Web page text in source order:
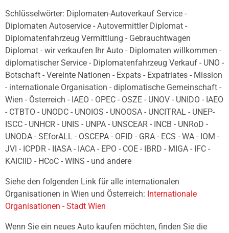
Schlüsselwörter: Diplomaten-Autoverkauf Service -
Diplomaten Autoservice - Autovermittler Diplomat -
Diplomatenfahrzeug Vermittlung - Gebrauchtwagen
Diplomat - wir verkaufen Ihr Auto - Diplomaten willkommen -
diplomatischer Service - Diplomatenfahrzeug Verkauf - UNO -
Botschaft - Vereinte Nationen - Expats - Expatriates - Mission
- internationale Organisation - diplomatische Gemeinschaft -
Wien - Österreich - IAEO - OPEC - OSZE - UNOV - UNIDO - IAEO
- CTBTO - UNODC - UNOIOS - UNOOSA - UNCITRAL - UNEP-
ISCC - UNHCR - UNIS - UNPA - UNSCEAR - INCB - UNRoD -
UNODA - SEforALL - OSCEPA - OFID - GRA - ECS - WA - IOM -
JVI - ICPDR - IIASA - IACA - EPO - COE - IBRD - MIGA - IFC -
KAICIID - HCoC - WINS - und andere
Siehe den folgenden Link für alle internationalen
Organisationen in Wien und Österreich: Internationale
Organisationen - Stadt Wien
Wenn Sie ein neues Auto kaufen möchten, finden Sie die